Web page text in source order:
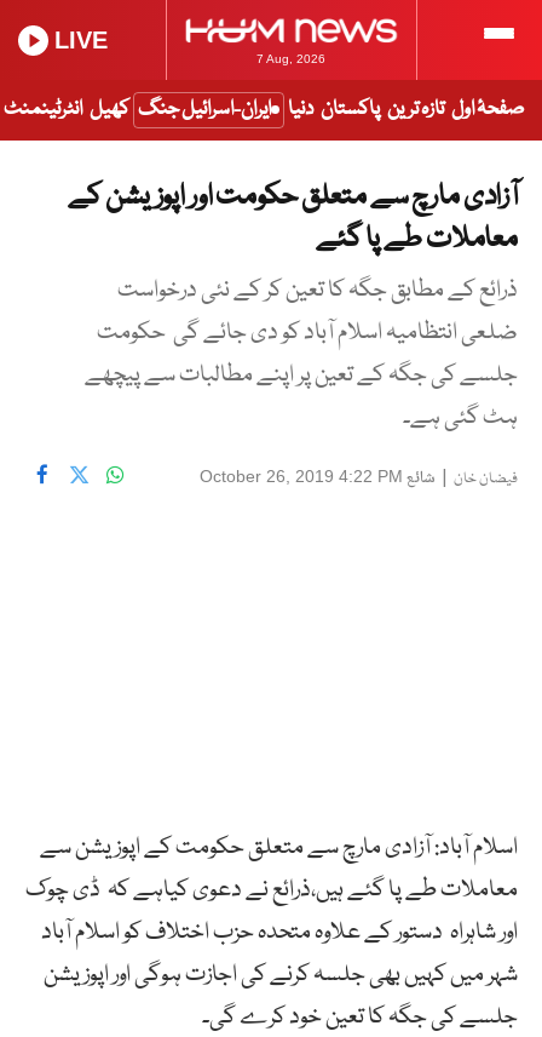
7 Aug, 2026
LIVE
صفحۂ اول تازہ ترین پاکستان دنیا ایران-اسرائیل جنگ کھیل انٹرٹینمنٹ
آزادی مارچ سے متعلق حکومت اور اپوزیشن کے
معاملات طے پا گئے
ذرائع کے مطابق جگہ کا تعین کر کے نئی درخواست
ضلعی انتظامیہ اسلام آباد کو دی جائے گی حکومت
جلسے کی جگہ کے تعین پر اپنے مطالبات سے پیچھے
ہٹ گئی ہے۔
فیضان خان | شائع October 26, 2019 4:22 PM
اسلام آباد: آزادی مارچ سے متعلق حکومت کے اپوزیشن سے
معاملات طے پا گئے ہیں،ذرائع نے دعوی کیاہے کہ ڈی چوک
اور شاہراہ دستور کے علاوہ متحدہ حزب اختلاف کو اسلام آباد
شہر میں کہیں بھی جلسہ کرنے کی اجازت ہوگی اور اپوزیشن
جلسے کی جگہ کا تعین خود کرے گی۔